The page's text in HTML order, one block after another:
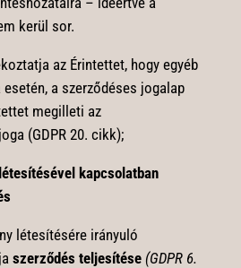
kerül sor.
az Érintettet, hogy egyéb
a szerződéses jogalap
megilleti az
(GDPR 20. cikk);
kapcsolatban
létesítésére irányuló
szerződés teljesítése (GDPR 6.